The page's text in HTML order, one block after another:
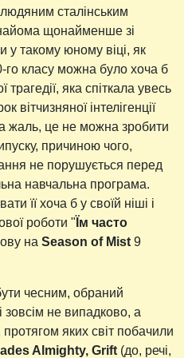
сталінським
щонайменше зі
у такому юному віці, як
го класу можна було хоча б
яка спіткала увесь
вітчизняної інтелігенції
жаль, це не можна зробити
причиною чого,
не порушується перед
навчальна програма.
її хоча б у своїй ніші і
роботи " Їм часто
на Season of Mist 9
чесним, обраний
зовсім не випадково, а
яких світ побачили
Almighty, Grift (до, речі,